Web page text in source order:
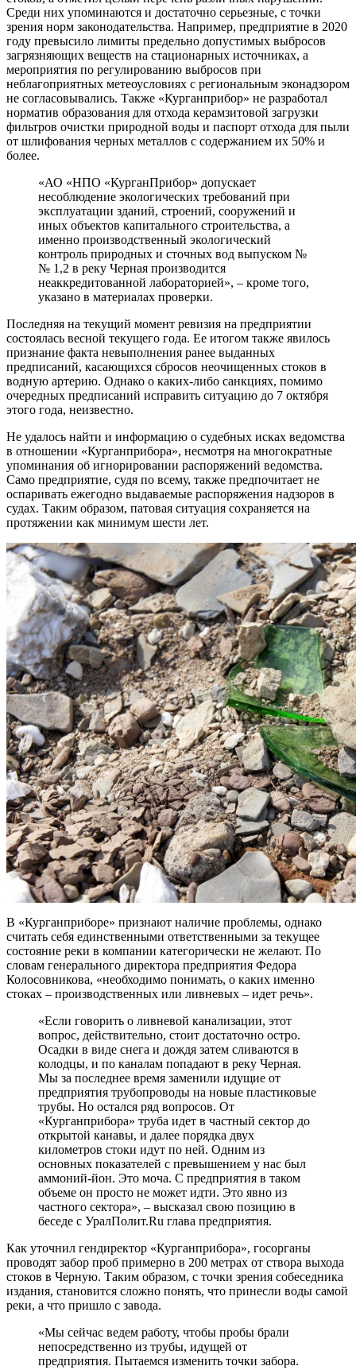
Среди них упоминаются и достаточно серьезные, с точки
зрения норм законодательства. Например, предприятие в 2020
году превысило лимиты предельно допустимых выбросов
загрязняющих веществ на стационарных источниках, а
мероприятия по регулированию выбросов при
неблагоприятных метеоусловиях с региональным эконадзором
не согласовывались. Также «Курганприбор» не разработал
норматив образования для отхода керамзитовой загрузки
фильтров очистки природной воды и паспорт отхода для пыли
от шлифования черных металлов с содержанием их 50% и
более.
«АО «НПО «КурганПрибор» допускает
несоблюдение экологических требований при
эксплуатации зданий, строений, сооружений и
иных объектов капитального строительства, а
именно производственный экологический
контроль природных и сточных вод выпуском №
№ 1,2 в реку Черная производится
неаккредитованной лабораторией», – кроме того,
указано в материалах проверки.
Последняя на текущий момент ревизия на предприятии
состоялась весной текущего года. Ее итогом также явилось
признание факта невыполнения ранее выданных
предписаний, касающихся сбросов неочищенных стоков в
водную артерию. Однако о каких-либо санкциях, помимо
очередных предписаний исправить ситуацию до 7 октября
этого года, неизвестно.
Не удалось найти и информацию о судебных исках ведомства
в отношении «Курганприбора», несмотря на многократные
упоминания об игнорировании распоряжений ведомства.
Само предприятие, судя по всему, также предпочитает не
оспаривать ежегодно выдаваемые распоряжения надзоров в
судах. Таким образом, патовая ситуация сохраняется на
протяжении как минимум шести лет.
В «Курганприборе» признают наличие проблемы, однако
считать себя единственными ответственными за текущее
состояние реки в компании категорически не желают. По
словам генерального директора предприятия Федора
Колосовникова, «необходимо понимать, о каких именно
стоках – производственных или ливневых – идет речь».
«Если говорить о ливневой канализации, этот
вопрос, действительно, стоит достаточно остро.
Осадки в виде снега и дождя затем сливаются в
колодцы, и по каналам попадают в реку Черная.
Мы за последнее время заменили идущие от
предприятия трубопроводы на новые пластиковые
трубы. Но остался ряд вопросов. От
«Курганприбора» труба идет в частный сектор до
открытой канавы, и далее порядка двух
километров стоки идут по ней. Одним из
основных показателей с превышением у нас был
аммоний-йон. Это моча. С предприятия в таком
объеме он просто не может идти. Это явно из
частного сектора», – высказал свою позицию в
беседе с УралПолит.Ru глава предприятия.
Как уточнил гендиректор «Курганприбора», госорганы
проводят забор проб примерно в 200 метрах от створа выхода
стоков в Черную. Таким образом, с точки зрения собеседника
издания, становится сложно понять, что принесли воды самой
реки, а что пришло с завода.
«Мы сейчас ведем работу, чтобы пробы брали
непосредственно из трубы, идущей от
предприятия. Пытаемся изменить точки забора.